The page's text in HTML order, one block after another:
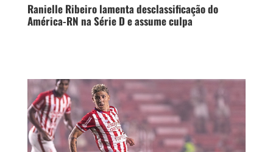
Ranielle Ribeiro lamenta desclassificação do
América-RN na Série D e assume culpa